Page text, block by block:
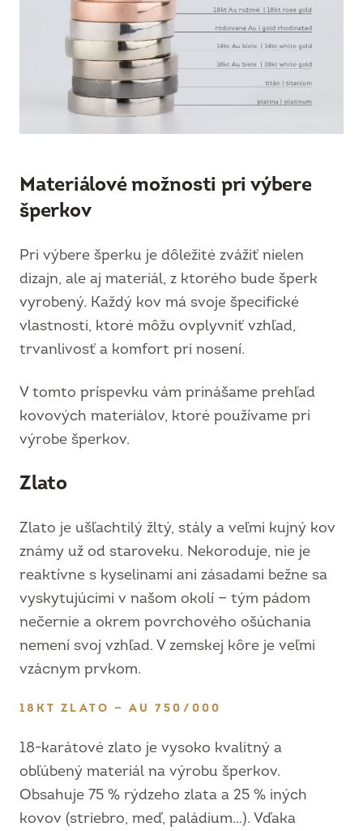
Materiálové možnosti pri výbere
šperkov
Pri výbere šperku je dôležité zvážiť nielen
dizajn, ale aj materiál, z ktorého bude šperk
vyrobený. Každý kov má svoje špecifické
vlastnosti, ktoré môžu ovplyvniť vzhľad,
trvanlivosť a komfort pri nosení.
V tomto príspevku vám prinášame prehľad
kovových materiálov, ktoré používame pri
výrobe šperkov.
Zlato
Zlato je ušľachtilý žltý, stály a veľmi kujný kov
známy už od staroveku. Nekoroduje, nie je
reaktívne s kyselinami ani zásadami bežne sa
vyskytujúcimi v našom okolí — tým pádom
nečernie a okrem povrchového ošúchania
nemení svoj vzhľad. V zemskej kôre je veľmi
vzácnym prvkom.
18KT ZLATO — AU 750/000
18-karátové zlato je vysoko kvalitný a
obľúbený materiál na výrobu šperkov.
Obsahuje 75 % rýdzeho zlata a 25 % iných
kovov (striebro, meď, paládium…). Vďaka